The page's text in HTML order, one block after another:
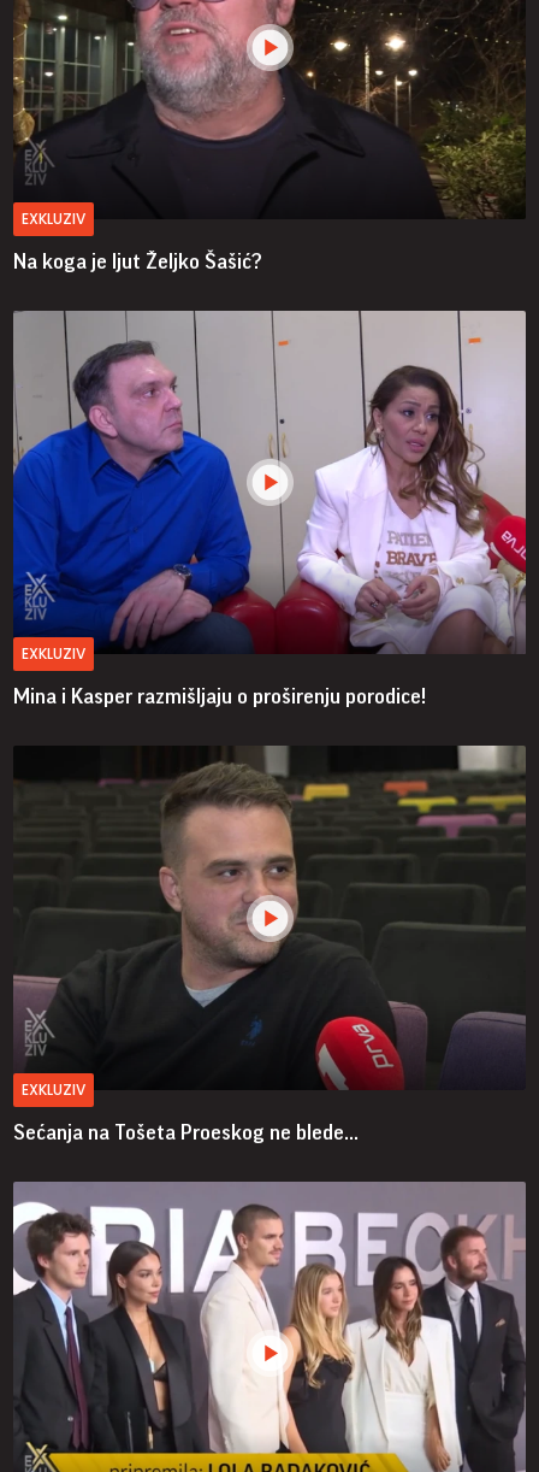
EXKLUZIV
Na koga je ljut Željko Šašić?
EXKLUZIV
Mina i Kasper razmišljaju o proširenju porodice!
EXKLUZIV
Sećanja na Tošeta Proeskog ne blede...